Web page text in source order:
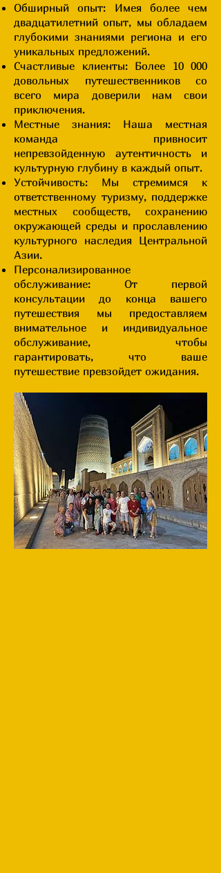
Обширный опыт: Имея более чем
двадцатилетний опыт, мы обладаем
глубокими знаниями региона и его
уникальных предложений.
Счастливые клиенты: Более 10 000
довольных путешественников со
всего мира доверили нам свои
приключения.
Местные знания: Наша местная
команда привносит
непревзойденную аутентичность и
культурную глубину в каждый опыт.
Устойчивость: Мы стремимся к
ответственному туризму, поддержке
местных сообществ, сохранению
окружающей среды и прославлению
культурного наследия Центральной
Азии.
Персонализированное
обслуживание: От первой
консультации до конца вашего
путешествия мы предоставляем
внимательное и индивидуальное
обслуживание, чтобы
гарантировать, что ваше
путешествие превзойдет ожидания.